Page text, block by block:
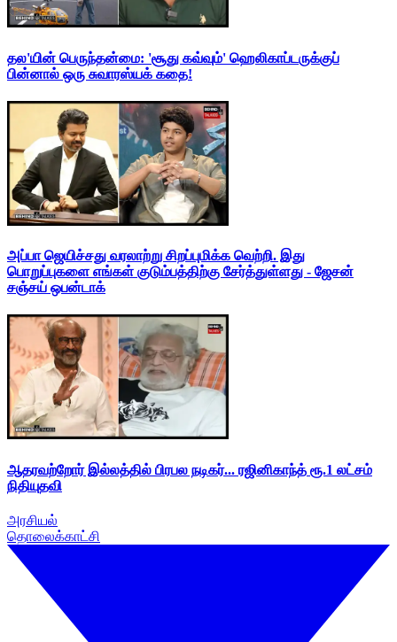
தல'யின் பெருந்தன்மை: 'சூது கவ்வும்' ஹெலிகாப்டருக்குப்
பின்னால் ஒரு சுவாரஸ்யக் கதை!
அப்பா ஜெயிச்சது வரலாற்று சிறப்புமிக்க வெற்றி. இது
பொறுப்புகளை எங்கள் குடும்பத்திற்கு சேர்த்துள்ளது - ஜேசன்
சஞ்சய் ஒபன்டாக்
ஆதரவற்றோர் இல்லத்தில் பிரபல நடிகர்... ரஜினிகாந்த் ரூ.1 லட்சம்
நிதியுதவி
அரசியல்
தொலைக்காட்சி